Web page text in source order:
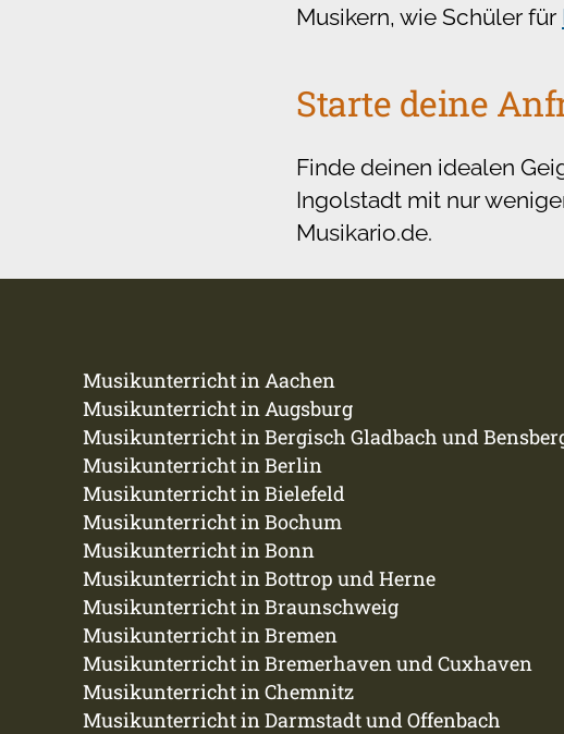
Musikern, wie Schüler für
Starte deine
Finde deinen idealen
Ingolstadt mit nur
Musikario.de.